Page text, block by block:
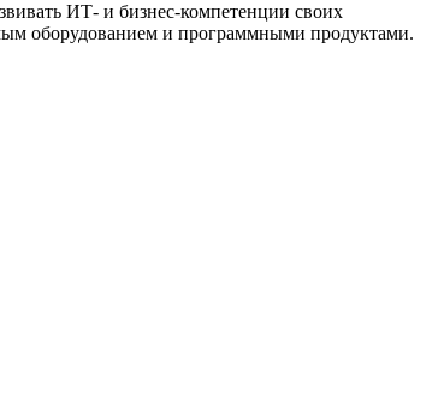
ИТ- и бизнес-компетенции своих
оборудованием и программными продуктами.